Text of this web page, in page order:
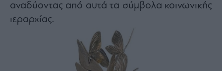
αναδύοντας από αυτά τα σύμβολα κοινωνικής
ιεραρχίας.